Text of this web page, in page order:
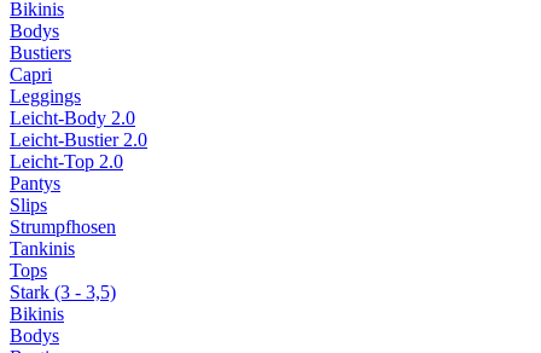
Bikinis
Bodys
Bustiers
Capri
Leggings
Leicht-Body 2.0
Leicht-Bustier 2.0
Leicht-Top 2.0
Pantys
Slips
Strumpfhosen
Tankinis
Tops
Stark (3 - 3,5)
Bikinis
Bodys